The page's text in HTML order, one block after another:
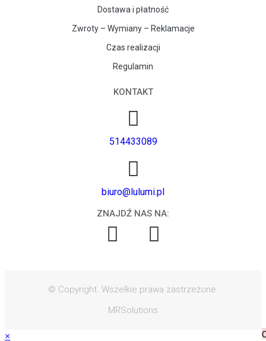
Dostawa i płatność
Zwroty – Wymiany – Reklamacje
Czas realizacji
Regulamin
KONTAKT
514433089
biuro@lulumi.pl
ZNAJDŹ NAS NA:
© Copyright. Wszelkie prawa zastrzeżone.
MRSolutions
×